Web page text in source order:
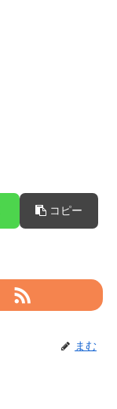
コピー
まむ